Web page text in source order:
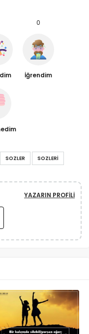
0
İğrendim
SOZLER SOZLERI
YAZARIN PROFILI